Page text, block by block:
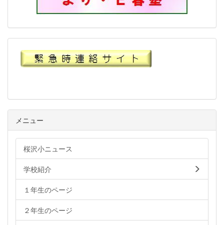
メニュー
桜沢小ニュース
学校紹介
１年生のページ
２年生のページ